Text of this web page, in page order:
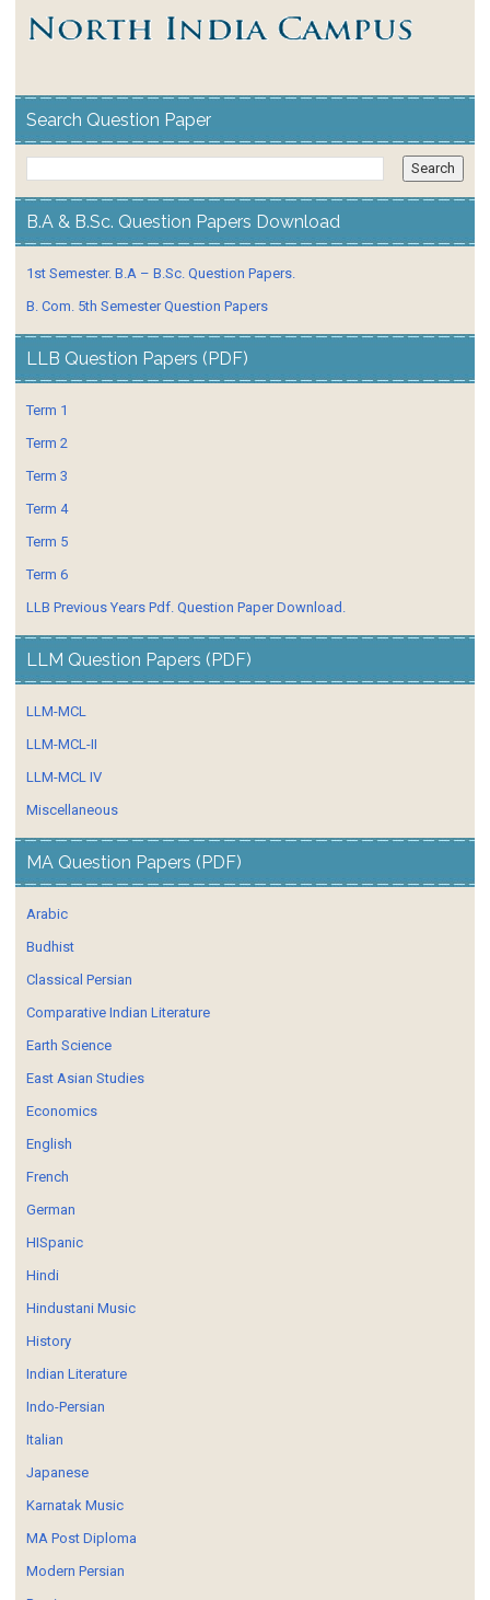
Search Question Paper
B.A & B.Sc. Question Papers Download
1st Semester. B.A – B.Sc. Question Papers.
B. Com. 5th Semester Question Papers
LLB Question Papers (PDF)
Term 1
Term 2
Term 3
Term 4
Term 5
Term 6
LLB Previous Years Pdf. Question Paper Download.
LLM Question Papers (PDF)
LLM-MCL
LLM-MCL-II
LLM-MCL IV
Miscellaneous
MA Question Papers (PDF)
Arabic
Budhist
Classical Persian
Comparative Indian Literature
Earth Science
East Asian Studies
Economics
English
French
German
HISpanic
Hindi
Hindustani Music
History
Indian Literature
Indo-Persian
Italian
Japanese
Karnatak Music
MA Post Diploma
Modern Persian